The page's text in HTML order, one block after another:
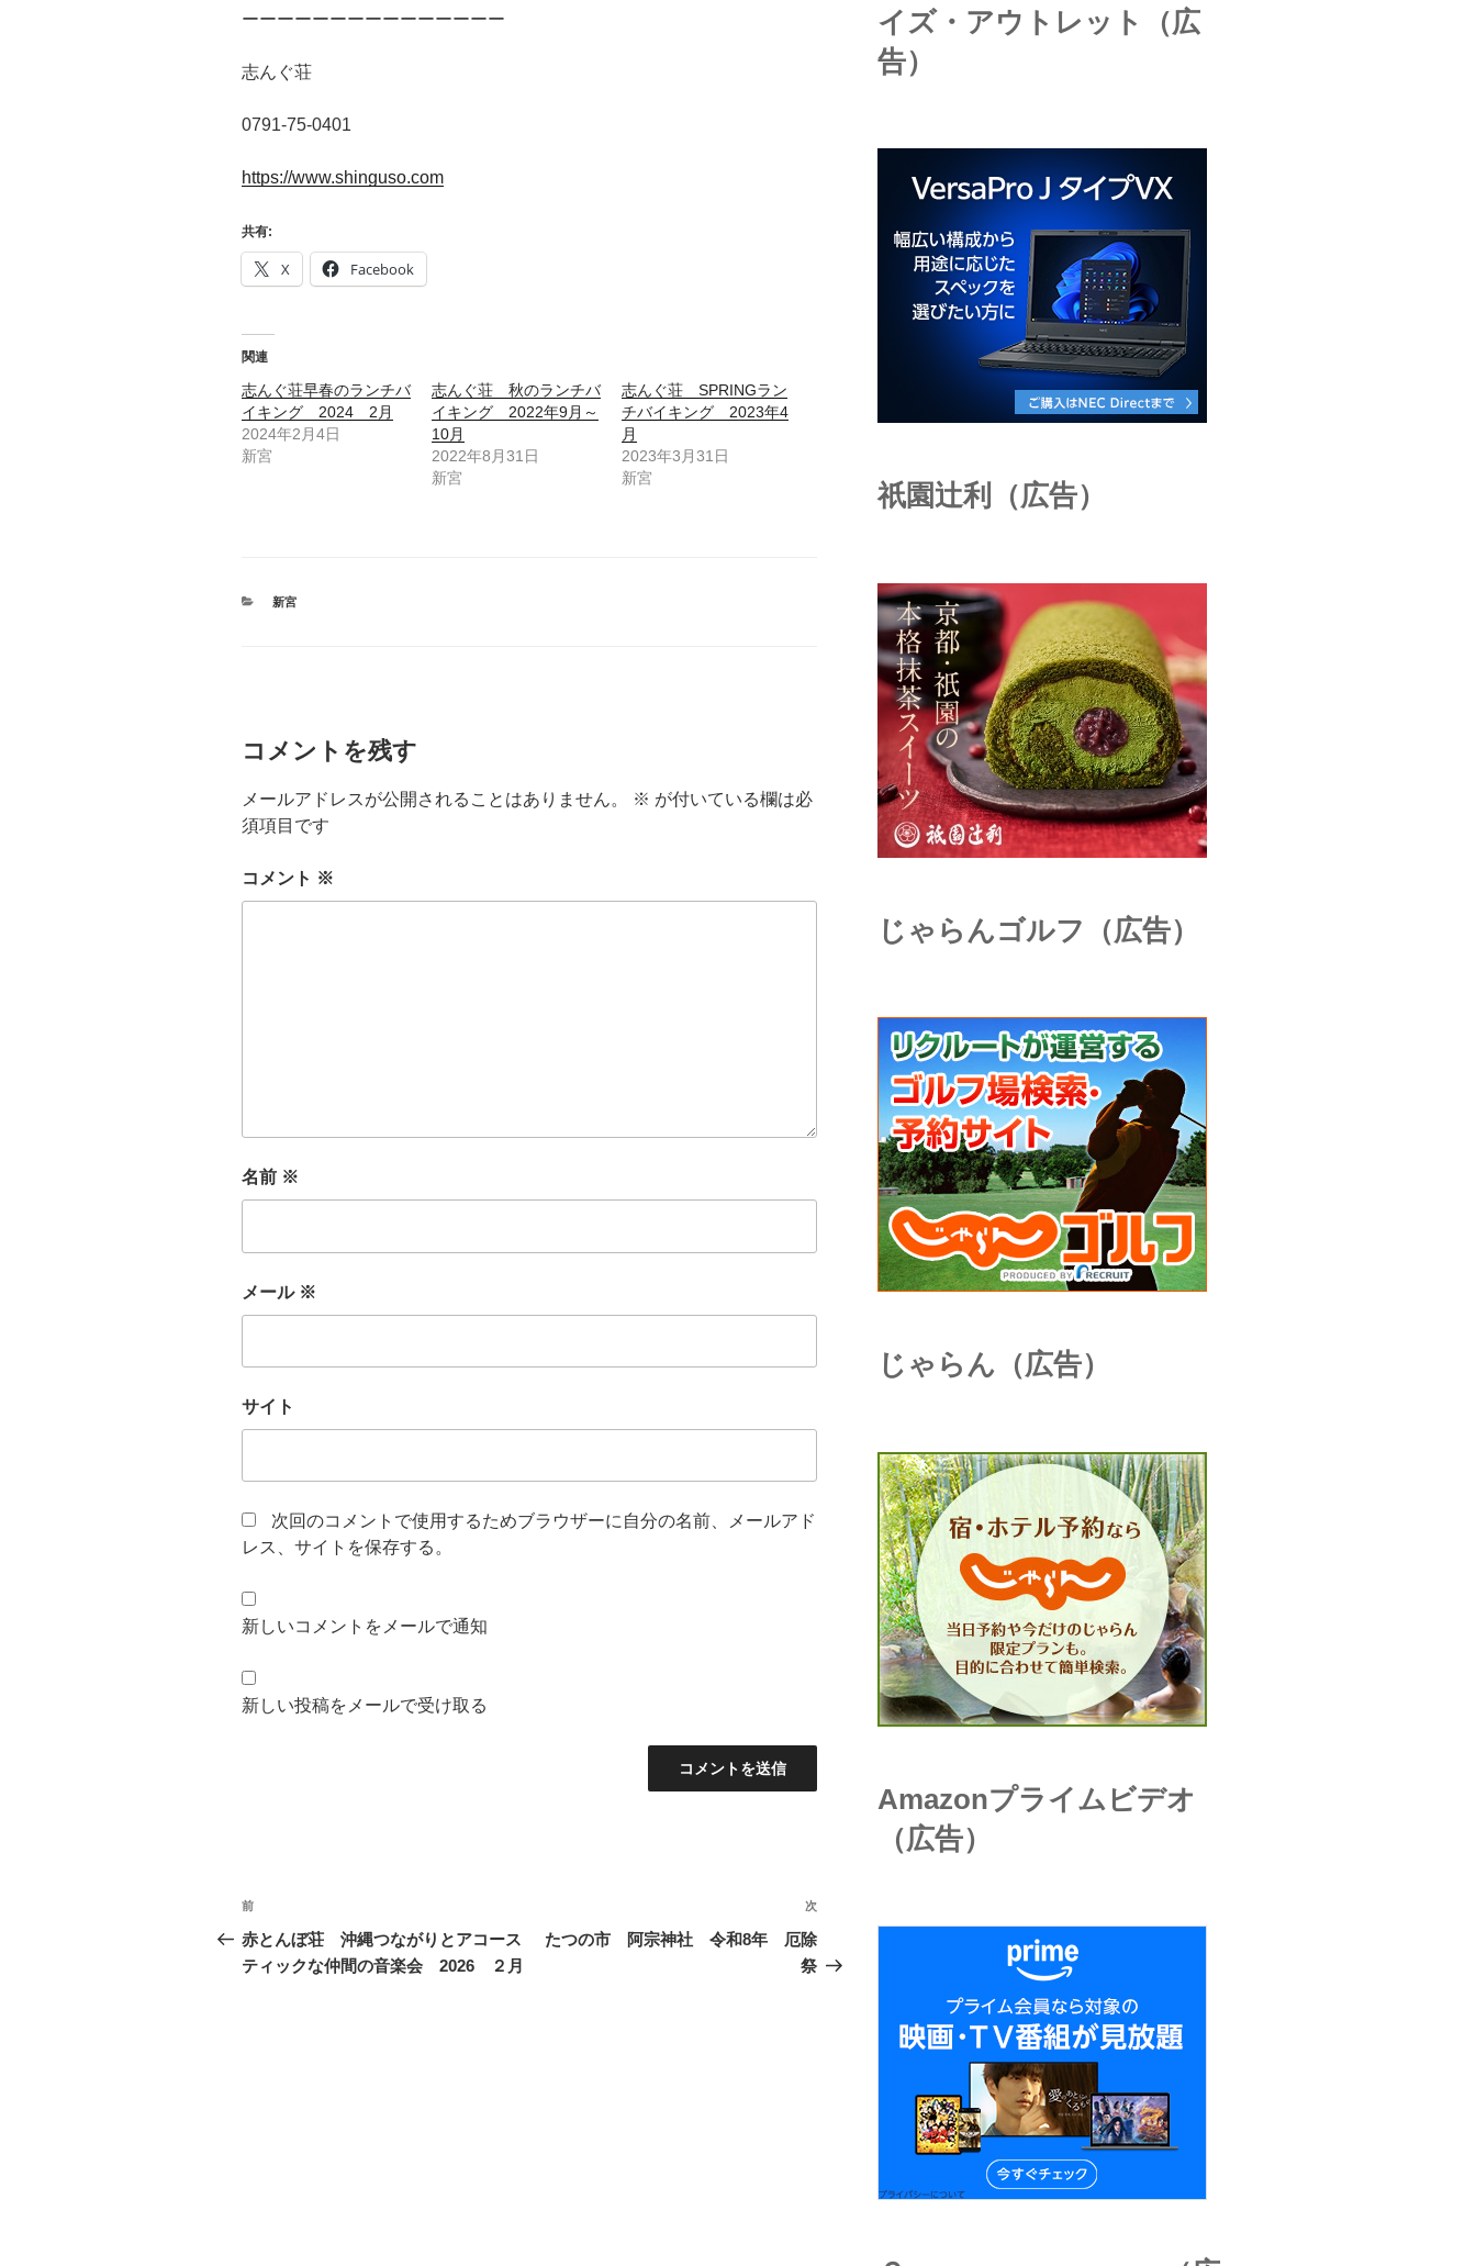
ーーーーーーーーーーーーーーー
志んぐ荘
0791-75-0401
https://www.shinguso.com
共有:
X Facebook
関連
志んぐ荘早春のランチバ
イキング 2024 2月
2024年2月4日
新宮
志んぐ荘 秋のランチバ
イキング 2022年9月～
10月
2022年8月31日
新宮
志んぐ荘 SPRINGラン
チバイキング 2023年4
月
2023年3月31日
新宮
カ
新宮
コメントを残す
メールアドレスが公開されることはありません。 ※ が付いている欄は必
須項目です
コメント ※
名前 ※
メール ※
サイト
次回のコメントで使用するためブラウザーに自分の名前、メールアド
レス、サイトを保存する。
新しいコメントをメールで通知
新しい投稿をメールで受け取る
投
稿
ナ
前
の
投
前
赤とんぼ荘 沖縄つながりとアコース
ティックな仲間の音楽会 2026 ２月
次
の
投
次
たつの市 阿宗神社 令和8年 厄除
祭
イズ・アウトレット（広
告）
祇園辻利（広告）
じゃらんゴルフ（広告）
じゃらん（広告）
Amazonプライムビデオ
（広告）